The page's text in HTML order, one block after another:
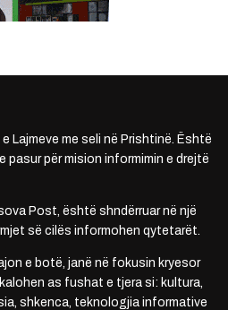
Lajmeve me seli në Prishtinë. Është
pasur për mision informimin e drejtë
Post, është shndërruar në një
së cilës informohen qytetarët.
e botë, janë në fokusin kryesor
as fushat e tjera si: kultura,
shkenca, teknologjia informative